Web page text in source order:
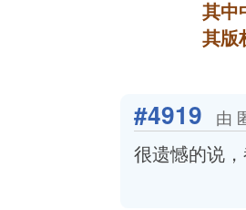
其中
其版
#4919 由
很遗憾的说